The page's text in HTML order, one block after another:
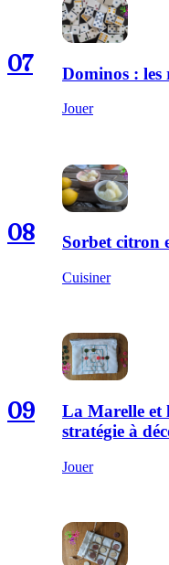
07 Dominos : les
Jouer
08 Sorbet citron
Cuisiner
09
La Marelle et
stratégie à
Jouer